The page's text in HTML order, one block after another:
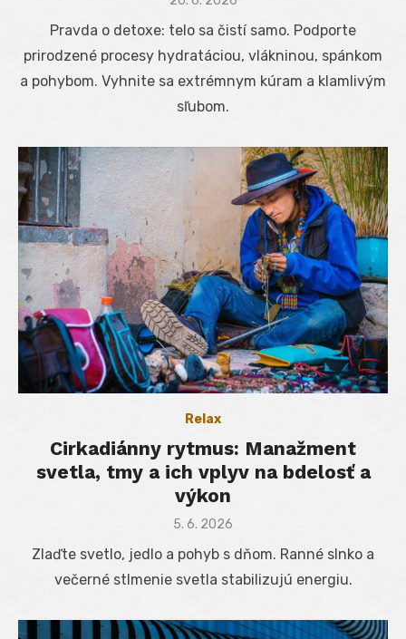
Pravda o detoxe: telo sa čistí samo. Podporte
prirodzené procesy hydratáciou, vlákninou, spánkom
a pohybom. Vyhnite sa extrémnym kúram a klamlivým
sľubom.
Relax
Cirkadiánny rytmus: Manažment
svetla, tmy a ich vplyv na bdelosť a
výkon
Posted
5. 6. 2026
Zlaďte svetlo, jedlo a pohyb s dňom. Ranné slnko a
večerné stlmenie svetla stabilizujú energiu.